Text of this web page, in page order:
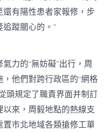
有陽性患者家報修，步
蹤關心的。”
力的“無妨礙”出行，周
他們對跨行政區的“網格
頭規定了職責界面并制訂
來，周毅地點的熱線支
市北地域各類搶修工單